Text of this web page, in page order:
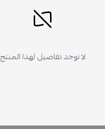
لا توجد تفاصيل لهذا المنتج